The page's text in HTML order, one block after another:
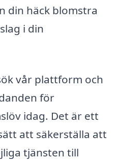
din häck blomstra
i din
vår plattform och
för
idag. Det är ett
att säkerställa att
tjänsten till